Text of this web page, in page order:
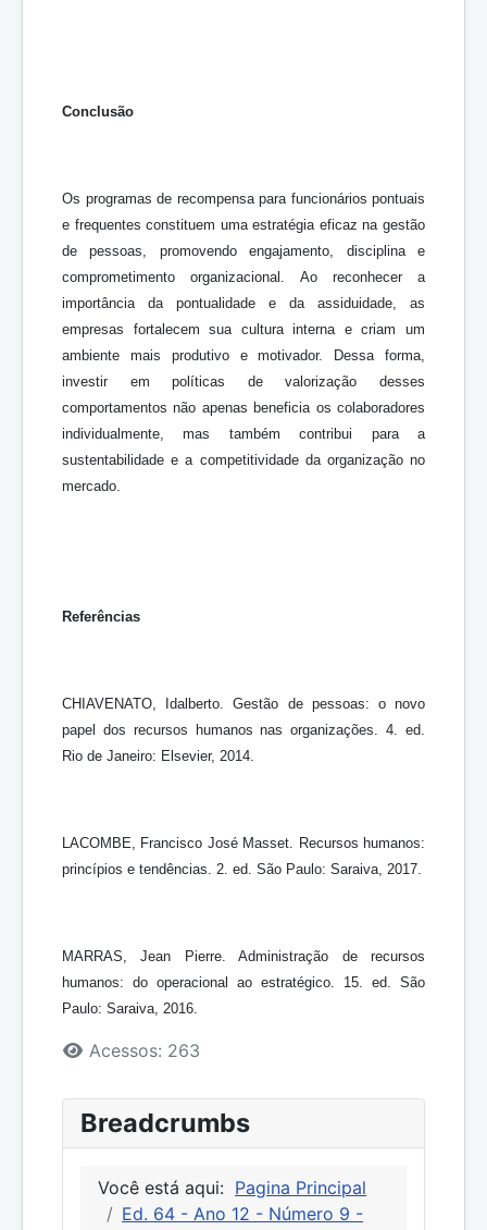
Conclusão
Os programas de recompensa para funcionários pontuais
e frequentes constituem uma estratégia eficaz na gestão
de pessoas, promovendo engajamento, disciplina e
comprometimento organizacional. Ao reconhecer a
importância da pontualidade e da assiduidade, as
empresas fortalecem sua cultura interna e criam um
ambiente mais produtivo e motivador. Dessa forma,
investir em políticas de valorização desses
comportamentos não apenas beneficia os colaboradores
individualmente, mas também contribui para a
sustentabilidade e a competitividade da organização no
mercado.
Referências
CHIAVENATO, Idalberto. Gestão de pessoas: o novo
papel dos recursos humanos nas organizações. 4. ed.
Rio de Janeiro: Elsevier, 2014.
LACOMBE, Francisco José Masset. Recursos humanos:
princípios e tendências. 2. ed. São Paulo: Saraiva, 2017.
MARRAS, Jean Pierre. Administração de recursos
humanos: do operacional ao estratégico. 15. ed. São
Paulo: Saraiva, 2016.
Detalhes
Acessos: 263
Breadcrumbs
Você está aqui: Pagina Principal
Ed. 64 - Ano 12 - Número 9 -